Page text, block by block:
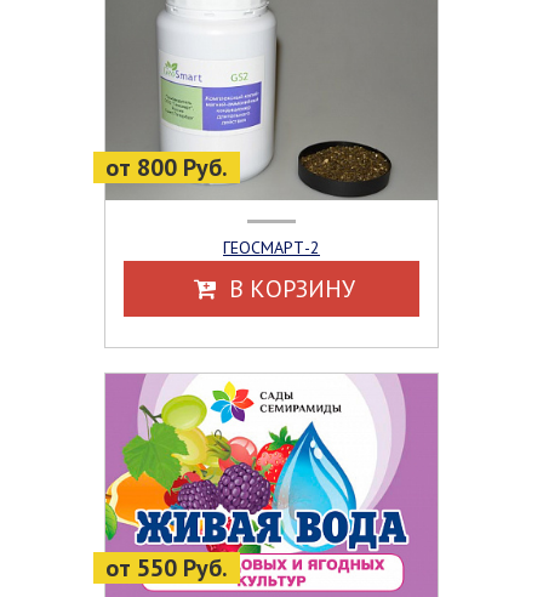
от 800 Руб.
ГЕОСМАРТ-2
В КОРЗИНУ
от 550 Руб.